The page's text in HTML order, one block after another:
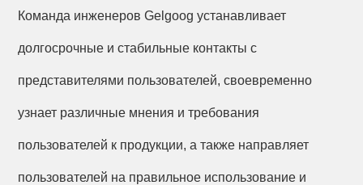
Команда инженеров Gelgoog устанавливает
долгосрочные и стабильные контакты с
представителями пользователей, своевременно
узнает различные мнения и требования
пользователей к продукции, а также направляет
пользователей на правильное использование и